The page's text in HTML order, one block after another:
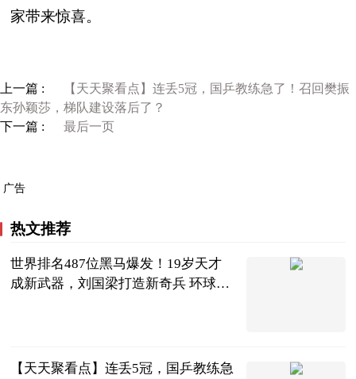
家带来惊喜。
上一篇 :
【天天聚看点】连丢5冠，国乒教练急了！召回樊振
东孙颖莎，梯队建设落后了？
下一篇 :
最后一页
广告
热文推荐
世界排名487位黑马爆发！19岁天才
成新武器，刘国梁打造新奇兵 环球热
【天天聚看点】连丢5冠，国乒教练急